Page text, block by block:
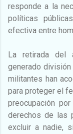
responde a la
políticas
efectiva entre
La retirada del
generado
militantes han
para proteger el
preocupación
derechos de las
excluir a nadie,